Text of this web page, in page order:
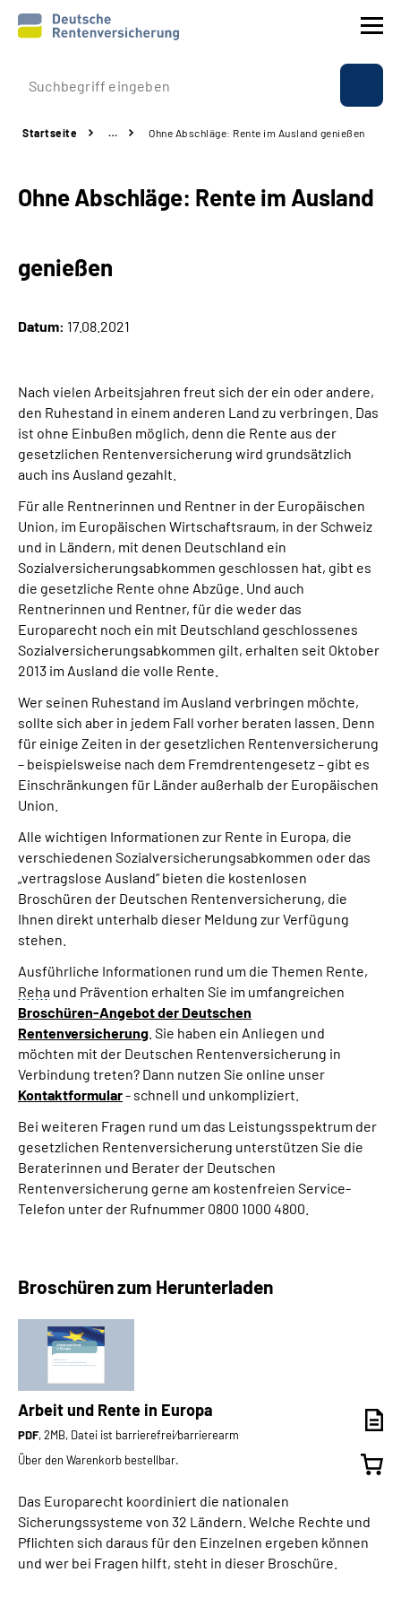
Prävention
Rente
Online-Services
Suche
Inhalte in Gebärdensprache (DGS)
Leichte Sprache
Mein Kundenportal
Startseite … Ohne Abschläge: Rente im Ausland genießen
Ohne Abschläge: Rente im Ausland
genießen
Datum: 17.08.2021
Nach vielen Arbeitsjahren freut sich der ein oder andere,
den Ruhestand in einem anderen Land zu verbringen. Das
ist ohne Einbußen möglich, denn die Rente aus der
gesetzlichen Rentenversicherung wird grundsätzlich
auch ins Ausland gezahlt.
Für alle Rentnerinnen und Rentner in der Europäischen
Union, im Europäischen Wirtschaftsraum, in der Schweiz
und in Ländern, mit denen Deutschland ein
Sozialversicherungsabkommen geschlossen hat, gibt es
die gesetzliche Rente ohne Abzüge. Und auch
Rentnerinnen und Rentner, für die weder das
Europarecht noch ein mit Deutschland geschlossenes
Sozialversicherungsabkommen gilt, erhalten seit Oktober
2013 im Ausland die volle Rente.
Wer seinen Ruhestand im Ausland verbringen möchte,
sollte sich aber in jedem Fall vorher beraten lassen. Denn
für einige Zeiten in der gesetzlichen Rentenversicherung
– beispielsweise nach dem Fremdrentengesetz – gibt es
Einschränkungen für Länder außerhalb der Europäischen
Union.
Alle wichtigen Informationen zur Rente in Europa, die
verschiedenen Sozialversicherungsabkommen oder das
„vertragslose Ausland“ bieten die kostenlosen
Broschüren der Deutschen Rentenversicherung, die
Ihnen direkt unterhalb dieser Meldung zur Verfügung
stehen.
Ausführliche Informationen rund um die Themen Rente,
Reha und Prävention erhalten Sie im umfangreichen
Broschüren-Angebot der Deutschen
Rentenversicherung . Sie haben ein Anliegen und
möchten mit der Deutschen Rentenversicherung in
Verbindung treten? Dann nutzen Sie online unser
Kontaktformular- schnell und unkompliziert.
Bei weiteren Fragen rund um das Leistungsspektrum der
gesetzlichen Rentenversicherung unterstützen Sie die
Beraterinnen und Berater der Deutschen
Rentenversicherung gerne am kostenfreien Service-
Telefon unter der Rufnummer 0800 1000 4800.
Broschüren zum Herunterladen
Arbeit und Rente in Europa
PDF, 2MB, Datei ist barrierefrei⁄barrierearm
Über den Warenkorb bestellbar.
Das Europarecht koordiniert die nationalen
Sicherungssysteme von 32 Ländern. Welche Rechte und
Pflichten sich daraus für den Einzelnen ergeben können
und wer bei Fragen hilft, steht in dieser Broschüre.